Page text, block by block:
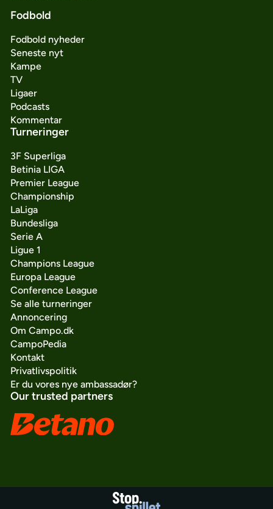
Fodbold
Fodbold nyheder
Seneste nyt
Kampe
TV
Ligaer
Podcasts
Kommentar
Turneringer
3F Superliga
Betinia LIGA
Premier League
Championship
LaLiga
Bundesliga
Serie A
Ligue 1
Champions League
Europa League
Conference League
Se alle turneringer
Annoncering
Om Campo.dk
CampoPedia
Kontakt
Privatlivspolitik
Er du vores nye ambassadør?
Our trusted partners